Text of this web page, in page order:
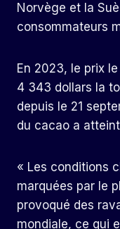
Norvège et la
consommateurs
En 2023, le prix
4 343 dollars la
depuis le 21
du cacao a
« Les conditions
marquées par le
provoqué des
mondiale, ce qui